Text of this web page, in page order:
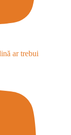
ar trebui